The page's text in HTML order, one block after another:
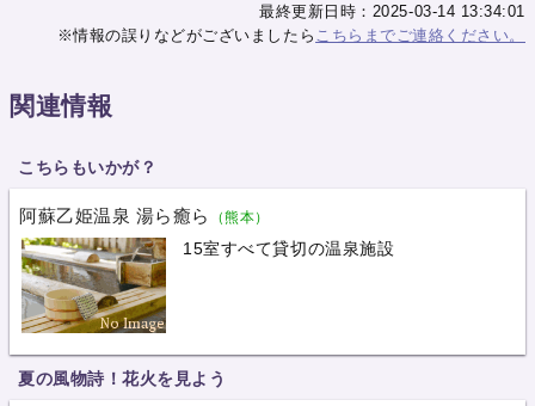
最終更新日時：2025-03-14 13:34:01
※情報の誤りなどがございましたら こちらまでご連絡ください。
関連情報
こちらもいかが？
阿蘇乙姫温泉 湯ら癒ら （熊本）
15室すべて貸切の温泉施設
夏の風物詩！花火を見よう